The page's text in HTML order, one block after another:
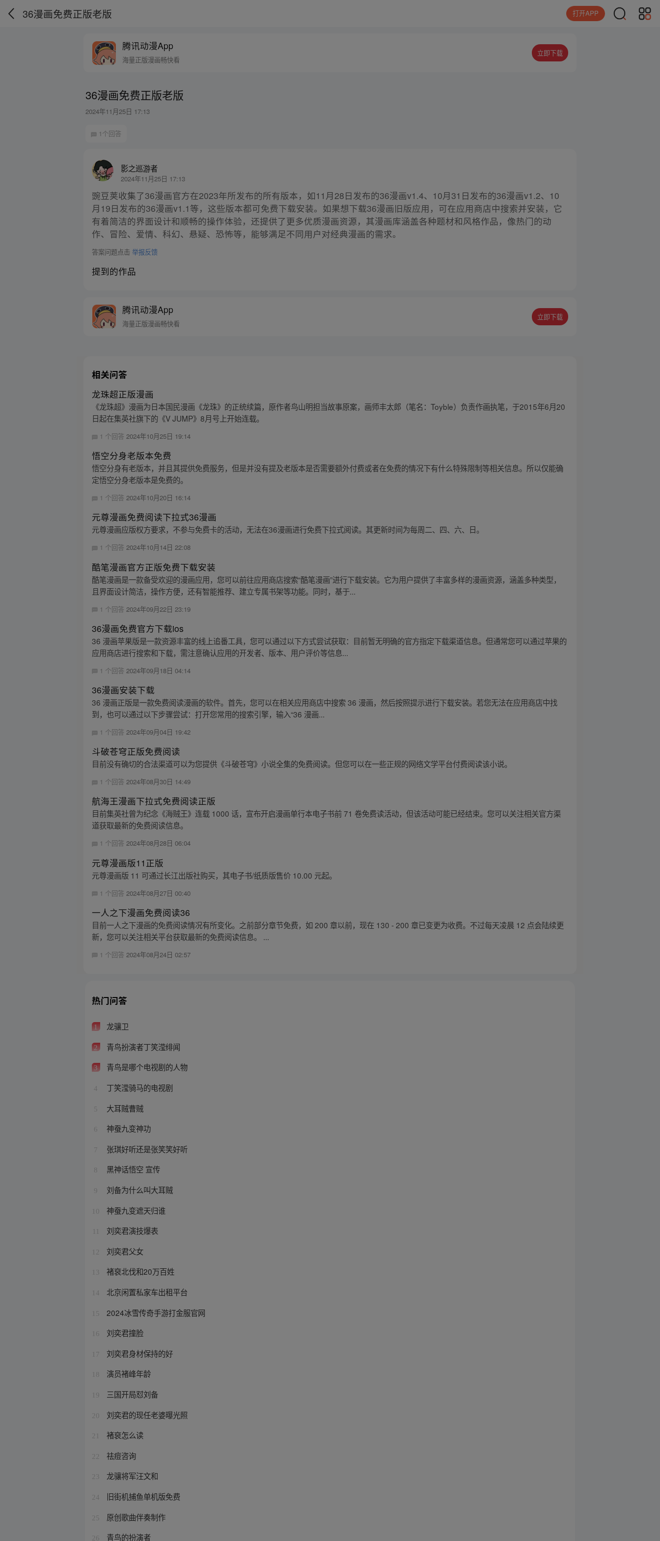
36漫画免费正版老版 打开APP
腾讯动漫App
海量正版漫画畅快看
立即下载
36漫画免费正版老版
2024年11月25日 17:13
1个回答
影之巡游者
2024年11月25日 17:13
豌豆荚收集了36漫画官方在2023年所发布的所有版本，如11月28日发布的36漫画v1.4、10月31日发布的36漫画v1.2、10
月19日发布的36漫画v1.1等，这些版本都可免费下载安装。如果想下载36漫画旧版应用，可在应用商店中搜索并安装，它
有着简洁的界面设计和顺畅的操作体验，还提供了更多优质漫画资源，其漫画库涵盖各种题材和风格作品，像热门的动
作、冒险、爱情、科幻、悬疑、恐怖等，能够满足不同用户对经典漫画的需求。
答案问题点击举报反馈
提到的作品
腾讯动漫App
海量正版漫画畅快看
立即下载
相关问答
龙珠超正版漫画
《龙珠超》漫画为日本国民漫画《龙珠》的正统续篇，原作者鸟山明担当故事原案，画师丰太郎（笔名：Toyble）负责作画执笔，于2015年6月20
日起在集英社旗下的《V JUMP》8月号上开始连载。
1 个回答2024年10月25日 19:14
悟空分身老版本免费
悟空分身有老版本，并且其提供免费服务，但是并没有提及老版本是否需要额外付费或者在免费的情况下有什么特殊限制等相关信息。所以仅能确
定悟空分身老版本是免费的。
1 个回答2024年10月20日 16:14
元尊漫画免费阅读下拉式36漫画
元尊漫画应版权方要求，不参与免费卡的活动，无法在36漫画进行免费下拉式阅读。其更新时间为每周二、四、六、日。
1 个回答2024年10月14日 22:08
酷笔漫画官方正版免费下载安装
酷笔漫画是一款备受欢迎的漫画应用，您可以前往应用商店搜索“酷笔漫画”进行下载安装。它为用户提供了丰富多样的漫画资源，涵盖多种类型，
且界面设计简洁，操作方便，还有智能推荐、建立专属书架等功能。同时，基于...
1 个回答 2024年09月22日 23:19
36漫画免费官方下载ios
36 漫画苹果版是一款资源丰富的线上追番工具，您可以通过以下方式尝试获取：目前暂无明确的官方指定下载渠道信息。但通常您可以通过苹果的
应用商店进行搜索和下载，需注意确认应用的开发者、版本、用户评价等信息...
1 个回答 2024年09月18日 04:14
36漫画安装下载
36 漫画正版是一款免费阅读漫画的软件。首先，您可以在相关应用商店中搜索 36 漫画，然后按照提示进行下载安装。若您无法在应用商店中找
到，也可以通过以下步骤尝试：打开您常用的搜索引擎，输入“36 漫画...
1 个回答2024年09月04日 19:42
斗破苍穹正版免费阅读
目前没有确切的合法渠道可以为您提供《斗破苍穹》小说全集的免费阅读。但您可以在一些正规的网络文学平台付费阅读该小说。
1 个回答2024年08月30日 14:49
航海王漫画下拉式免费阅读正版
目前集英社曾为纪念《海贼王》连载 1000 话，宣布开启漫画单行本电子书前 71 卷免费读活动，但该活动可能已经结束。您可以关注相关官方渠
道获取最新的免费阅读信息。
1 个回答2024年08月28日 06:04
元尊漫画版11正版
元尊漫画版 11 可通过长江出版社购买，其电子书/纸质版售价 10.00 元起。
1 个回答 2024年08月27日 00:40
一人之下漫画免费阅读36
目前一人之下漫画的免费阅读情况有所变化。之前部分章节免费，如 200 章以前，现在 130 - 200 章已变更为收费。不过每天凌晨 12 点会陆续更
新，您可以关注相关平台获取最新的免费阅读信息。 ...
1 个回答 2024年08月24日 02:57
热门问答
1 龙骧卫
2 青鸟扮演者丁笑滢绯闻
3 青鸟是哪个电视剧的人物
4 丁笑滢骑马的电视剧
5 大耳贼曹贼
6 神蚕九变神功
7 张琪好听还是张笑笑好听
8 黑神话悟空 宣传
9 刘备为什么叫大耳贼
10 神蚕九变遮天归谁
刘奕君演技爆表
12 刘奕君父女
13 褚裒北伐和20万百姓
14 北京闲置私家车出租平台
15 2024冰雪传奇手游打金服官网
16 刘奕君撞脸
17 刘奕君身材保持的好
18 演员褚峰年龄
19 三国开局怼刘备
20 刘奕君的现任老婆曝光照
21 褚裒怎么读
22 祛痘咨询
23 龙骧将军汪文和
24 旧街机捕鱼单机版免费
25 原创歌曲伴奏制作
26 青鸟的扮演者